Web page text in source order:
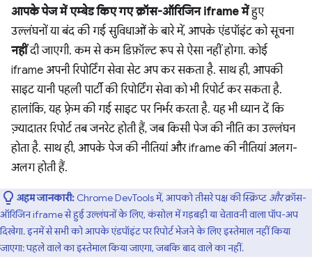
आपके पेज में एम्बेड किए गए क्रॉस-ऑरिजिन iframe मेंहुए
उल्लंघनों या बंद की गई सुविधाओं के बारे में, आपके एंडपॉइंट को सूचना
नहींदी जाएगी. कम से कम डिफ़ॉल्ट रूप से ऐसा नहीं होगा. कोई
iframe अपनी रिपोर्टिंग सेवा सेट अप कर सकता है. साथ ही, आपकी
साइट यानी पहली पार्टी की रिपोर्टिंग सेवा को भी रिपोर्ट कर सकता है.
हालांकि, यह फ़्रेम की गई साइट पर निर्भर करता है. यह भी ध्यान दें कि
ज़्यादातर रिपोर्ट तब जनरेट होती हैं, जब किसी पेज की नीति का उल्लंघन
होता है. साथ ही, आपके पेज की नीतियां और iframe की नीतियां अलग-
अलग होती हैं.
अहम जानकारी: Chrome DevTools में, आपको तीसरे पक्ष की स्क्रिप्ट औरक्रॉस-
ऑरिजिन iframe से हुई उल्लंघनों के लिए, कंसोल में गड़बड़ी या चेतावनी वाला पॉप-अप
दिखेगा. इनमें से सभी को आपके एंडपॉइंट पर रिपोर्ट भेजने के लिए इस्तेमाल नहीं किया
जाएगा: पहले वाले का इस्तेमाल किया जाएगा, जबकि बाद वाले का नहीं.